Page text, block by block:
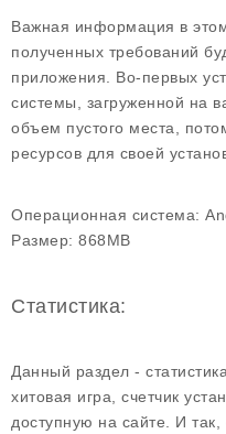
Важная информация в этом
полученных требований
приложения. Во-первых
системы, загруженной на
объем пустого места,
ресурсов для своей
Операционная система:
Размер: 868MB
Статистика:
Данный раздел -
хитовая игра, счетчик
доступную на сайте. И так,